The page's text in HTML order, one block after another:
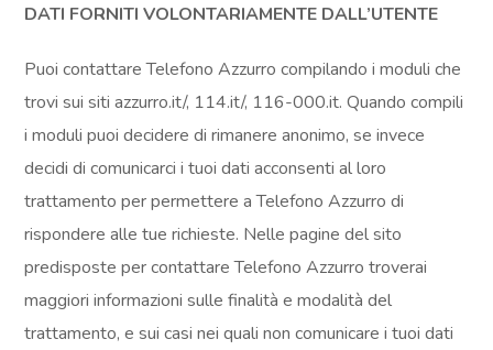
DATI FORNITI VOLONTARIAMENTE DALL’UTENTE
Puoi contattare Telefono Azzurro compilando i moduli che
trovi sui siti azzurro.it/, 114.it/, 116-000.it. Quando compili
i moduli puoi decidere di rimanere anonimo, se invece
decidi di comunicarci i tuoi dati acconsenti al loro
trattamento per permettere a Telefono Azzurro di
rispondere alle tue richieste. Nelle pagine del sito
predisposte per contattare Telefono Azzurro troverai
maggiori informazioni sulle finalità e modalità del
trattamento, e sui casi nei quali non comunicare i tuoi dati